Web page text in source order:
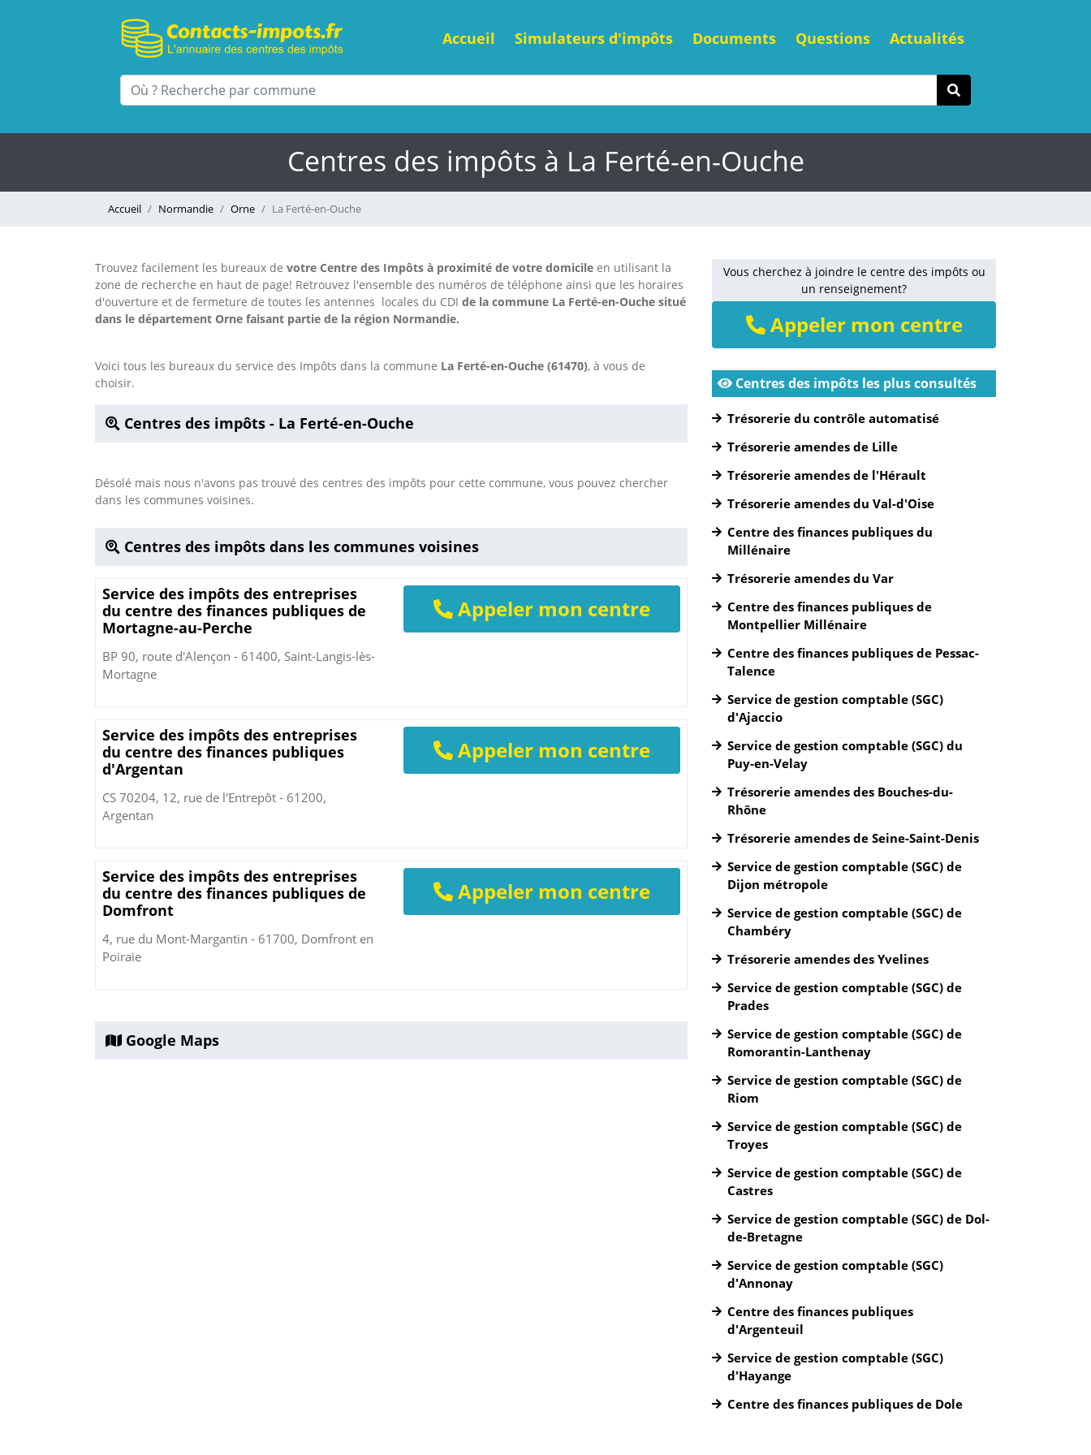
Accueil Simulateurs d'impôts Documents Questions Actualités
Centres des impôts à La Ferté-en-Ouche
Accueil Normandie Orne La Ferté-en-Ouche
Trouvez facilement les bureaux de votre Centre des Impôts à proximité de votre domicile en utilisant la
zone de recherche en haut de page! Retrouvez l'ensemble des numéros de téléphone ainsi que les horaires
d'ouverture et de fermeture de toutes les antennes locales du CDI de la commune La Ferté-en-Ouche situé
dans le département Orne faisant partie de la région Normandie.
Voici tous les bureaux du service des Impôts dans la commune La Ferté-en-Ouche (61470), à vous de
choisir.
Centres des impôts - La Ferté-en-Ouche
Désolé mais nous n'avons pas trouvé des centres des impôts pour cette commune, vous pouvez chercher
dans les communes voisines.
Centres des impôts dans les communes voisines
Service des impôts des entreprises
du centre des finances publiques de
Mortagne-au-Perche
BP 90, route d'Alençon - 61400, Saint-Langis-lès-
Mortagne
Appeler mon centre
Service des impôts des entreprises
du centre des finances publiques
d'Argentan
CS 70204, 12, rue de l'Entrepôt - 61200,
Argentan
Appeler mon centre
Service des impôts des entreprises
du centre des finances publiques de
Domfront
4, rue du Mont-Margantin - 61700, Domfront en
Poiraie
Appeler mon centre
Google Maps
Vous cherchez à joindre le centre des impôts ou
un renseignement?
Appeler mon centre
Centres des impôts les plus consultés
Trésorerie du contrôle automatisé
Trésorerie amendes de Lille
Trésorerie amendes de l'Hérault
Trésorerie amendes du Val-d'Oise
Centre des finances publiques du
Millénaire
Trésorerie amendes du Var
Centre des finances publiques de
Montpellier Millénaire
Centre des finances publiques de Pessac-
Talence
Service de gestion comptable (SGC)
d'Ajaccio
Service de gestion comptable (SGC) du
Puy-en-Velay
Trésorerie amendes des Bouches-du-
Rhône
Trésorerie amendes de Seine-Saint-Denis
Service de gestion comptable (SGC) de
Dijon métropole
Service de gestion comptable (SGC) de
Chambéry
Trésorerie amendes des Yvelines
Service de gestion comptable (SGC) de
Prades
Service de gestion comptable (SGC) de
Romorantin-Lanthenay
Service de gestion comptable (SGC) de
Riom
Service de gestion comptable (SGC) de
Troyes
Service de gestion comptable (SGC) de
Castres
Service de gestion comptable (SGC) de Dol-
de-Bretagne
Service de gestion comptable (SGC)
d'Annonay
Centre des finances publiques
d'Argenteuil
Service de gestion comptable (SGC)
d'Hayange
Centre des finances publiques de Dole